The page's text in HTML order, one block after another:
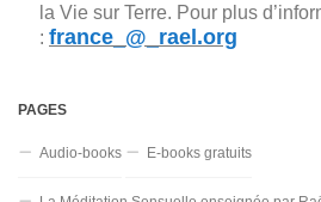
la Vie sur Terre. Pour plus
: france_@_rael.org
PAGES
Audio-books E-books gratuits